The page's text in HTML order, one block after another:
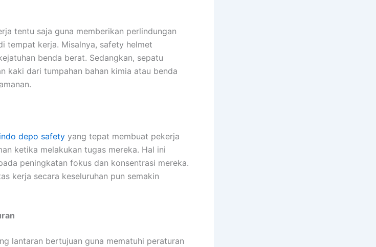
tentu saja guna memberikan perlindungan
tempat kerja. Misalnya, safety helmet
benda berat. Sedangkan, sepatu
kaki dari tumpahan bahan kimia atau benda
indo depo safety yang tepat membuat pekerja
ketika melakukan tugas mereka. Hal ini
peningkatan fokus dan konsentrasi mereka.
kerja secara keseluruhan pun semakin
lantaran bertujuan guna mematuhi peraturan